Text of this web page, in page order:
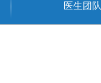
医生团队